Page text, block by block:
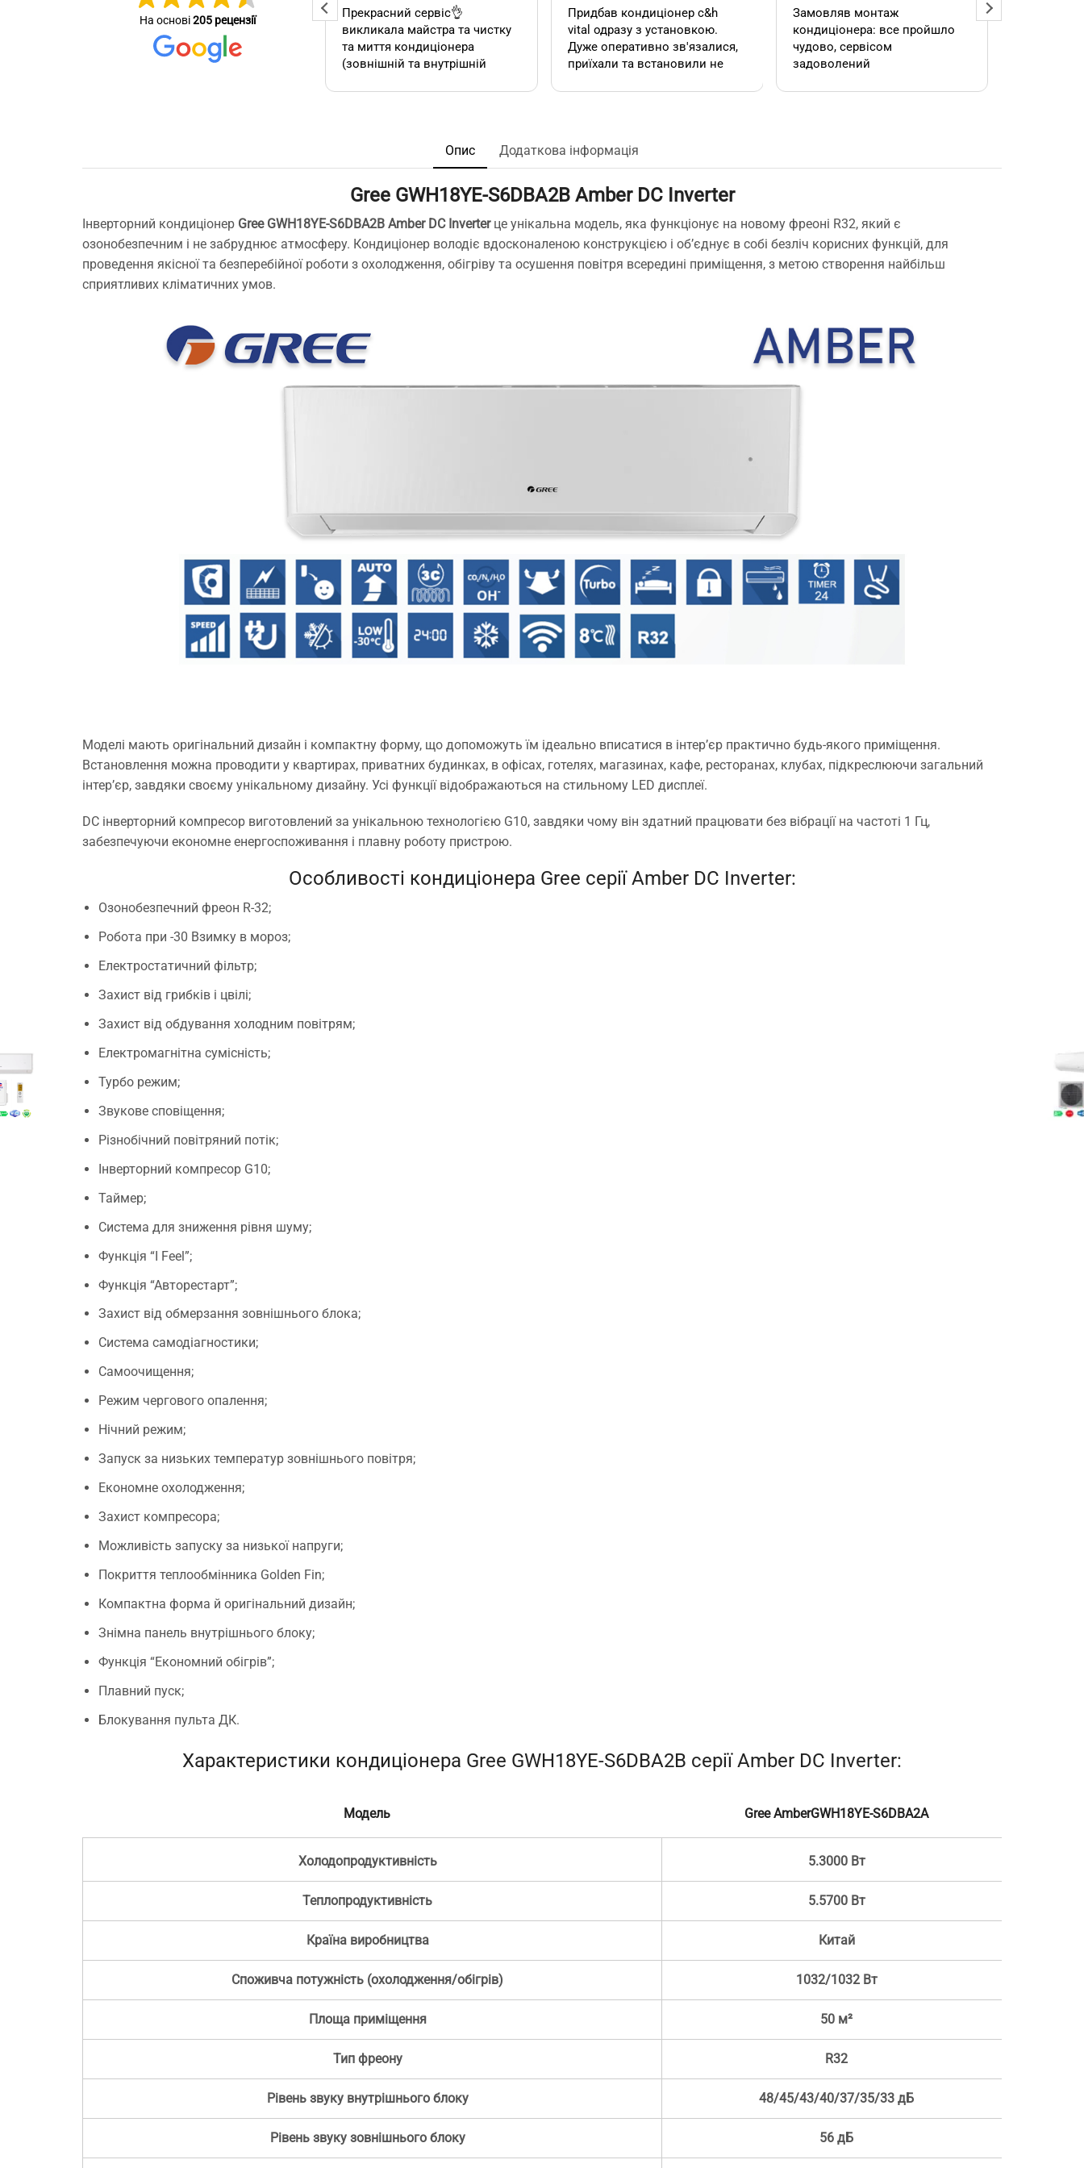
На основі205 рецензії
Професійна та оперативна
команда! Вчасно виконали
замовлення, бережно
ставились до техніки, дали
Прекрасний сервіс👌
викликала майстра та чистку
та миття кондиціонера
(зовнішній та внутрішній
замовляла у цієї фірми 2
кондиціонера. Задоволена,
вибором їх, так і
безпосереднім їх
монтуванням.
Буду неодмінно звертатись
ще та рекомендувати!
Придбав кондиціонер c&h
vital одразу з установкою.
Дуже оперативно зв'язалися,
приїхали та встановили не
пропозиція, акційної
установки за умови
саме в цьому магазині. Але
ж по факту стандартна
установка в стандартній
панельній 12 поверхів ці
вийшла знову ж така сама,
Замовляв монтаж
кондиціонера: все пройшло
чудово, сервісом
задоволений
Опис Додаткова інформація
Gree GWH18YE-S6DBA2B Amber DC Inverter
Інверторний кондиціонер Gree GWH18YE-S6DBA2B Amber DC Inverterце унікальна модель, яка функціонує на новому фреоні R32, який є
озонобезпечним і не забруднює атмосферу. Кондиціонер володіє вдосконаленою конструкцією і об’єднує в собі безліч корисних функцій, для
проведення якісної та безперебійної роботи з охолодження, обігріву та осушення повітря всередині приміщення, з метою створення найбільш
сприятливих кліматичних умов.
Моделі мають оригінальний дизайн і компактну форму, що допоможуть їм ідеально вписатися в інтер’єр практично будь-якого приміщення.
Встановлення можна проводити у квартирах, приватних будинках, в офісах, готелях, магазинах, кафе, ресторанах, клубах, підкреслюючи загальний
інтер’єр, завдяки своєму унікальному дизайну. Усі функції відображаються на стильному LED дисплеї.
DC інверторний компресор виготовлений за унікальною технологією G10, завдяки чому він здатний працювати без вібрації на частоті 1 Гц,
забезпечуючи економне енергоспоживання і плавну роботу пристрою.
Особливості кондиціонера Gree серії Amber DC Inverter:
Озонобезпечний фреон R-32;
Робота при -30 Взимку в мороз;
Електростатичний фільтр;
Захист від грибків і цвілі;
Захист від обдування холодним повітрям;
Електромагнітна сумісність;
Турбо режим;
Звукове сповіщення;
Різнобічний повітряний потік;
Інверторний компресор G10;
Таймер;
Система для зниження рівня шуму;
Функція “I Feel”;
Функція “Авторестарт”;
Захист від обмерзання зовнішнього блока;
Система самодіагностики;
Самоочищення;
Режим чергового опалення;
Нічний режим;
Запуск за низьких температур зовнішнього повітря;
Економне охолодження;
Захист компресора;
Можливість запуску за низької напруги;
Покриття теплообмінника Golden Fin;
Компактна форма й оригінальний дизайн;
Знімна панель внутрішнього блоку;
Функція “Економний обігрів”;
Плавний пуск;
Блокування пульта ДК.
Характеристики кондиціонера Gree GWH18YE-S6DBA2B серії Amber DC Inverter:
Модель Gree AmberGWH18YE-S6DBA2A
Холодопродуктивність 5.3000 Вт
Теплопродуктивність 5.5700 Вт
Країна виробництва Китай
Споживча потужність (охолодження/обігрів) 1032/1032 Вт
Площа приміщення 50 м²
Тип фреону R32
Рівень звуку внутрішнього блоку 48/45/43/40/37/35/33 дБ
Рівень звуку зовнішнього блоку 56 дБ